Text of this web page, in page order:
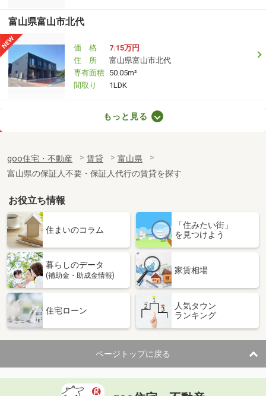
富山県富山市北代
価 格
7.15万円
住 所
富山県富山市北代
専有面積 50.05m²
間取り
1LDK
専有面積
48.15m²
間取り
1LDK
富山県富山市赤田
価 格
6.20万円
富山県富山市赤田
専有面積 48.27m²
間取り
富山県富山市中川原
住 所
富山県富山市中川原
専有面積 61.96m²
間取り
2LDK
富山県富山市新庄北町
もっと見る
goo住宅・不動産 賃貸
富山県
富山県の保証人不要・保証人代行の賃貸を探す
お役立ち情報
住まいのコラム
「住みたい街」
を見つけよう
暮らしのデータ
(補助金・助成金情報)
家賃相場
住宅ローン
人気タウン
ランキング
ページトップに戻る